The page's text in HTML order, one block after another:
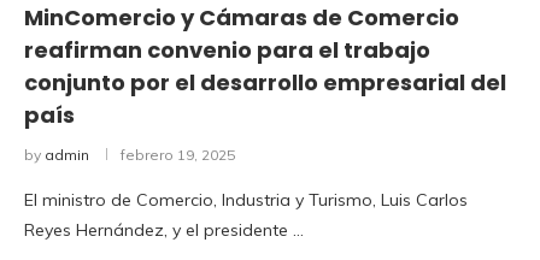
MinComercio y Cámaras de Comercio
reafirman convenio para el trabajo
conjunto por el desarrollo empresarial del
país
by admin febrero 19, 2025
El ministro de Comercio, Industria y Turismo, Luis Carlos
Reyes Hernández, y el presidente …